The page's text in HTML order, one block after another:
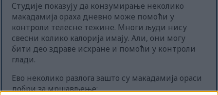
Студије показују да конзумирање неколико
макадамија ораха дневно може помоћи у
контроли телесне тежине. Многи људи нису
свесни колико калорија имају. Али, они могу
бити део здраве исхране и помоћи у контроли
глади.
Ево неколико разлога зашто су макадамија ораси
добри за мршављење: